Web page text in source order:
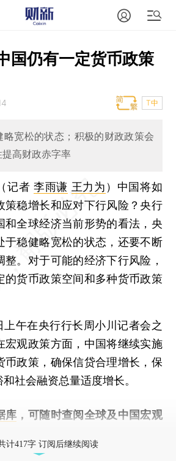
国仍有一定货币政策
T中
略宽松的状态；积极的财政政策会
高财政赤字率
记者李雨谦 王力为 ） 中国将如
策稳增长和应对下行风险？央行
和全球经济当前形势的看法，央
于稳健略宽松的状态，还要不断
。对于可能的经济下行风险，
的货币政策空间和多种货币政策
在央行行长周小川记者会之
宏观政策方面，中国将继续实施
币政策，确保信贷合理增长，保
社会融资总量适度增长。
库 ，可随时查阅全球及中国宏观
计417字 订阅后继续阅读